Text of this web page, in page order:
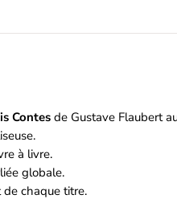
Contesde Gustave Flaubert
à livre.
globale.
chaque titre.